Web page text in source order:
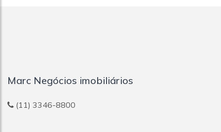
Marc Negócios imobiliários
(11) 3346-8800